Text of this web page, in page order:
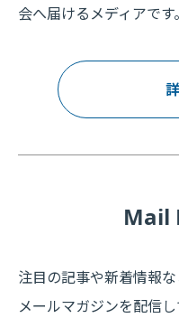
会へ届けるメディアです。
Mail
注目の記事や新着情報
メールマガジンを配信し